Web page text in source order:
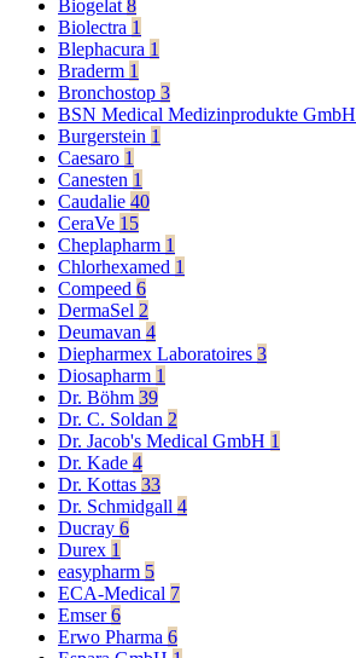
Biogelat 8
Biolectra 1
Blephacura 1
Braderm 1
Bronchostop 3
BSN Medical Medizinprodukte GmbH
Burgerstein 1
Caesaro 1
Canesten 1
Caudalie 40
CeraVe 15
Cheplapharm 1
Chlorhexamed 1
Compeed 6
DermaSel 2
Deumavan 4
Diepharmex Laboratoires 3
Diosapharm 1
Dr. Böhm 39
Dr. C. Soldan 2
Dr. Jacob's Medical GmbH 1
Dr. Kade 4
Dr. Kottas 33
Dr. Schmidgall 4
Ducray 6
Durex 1
easypharm 5
ECA-Medical 7
Emser6
Erwo Pharma 6